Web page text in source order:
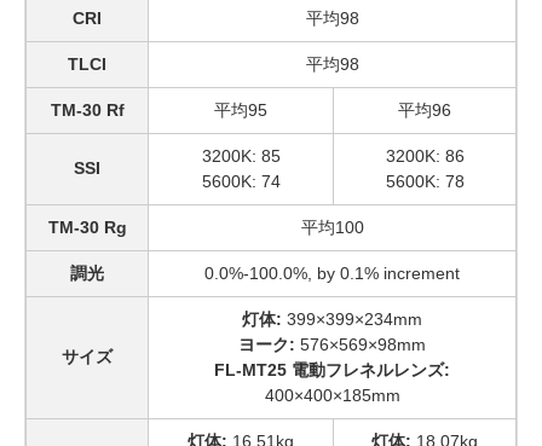
CRI 平均98
TLCI 平均98
TM-30 Rf 平均95 平均96
SSI
3200K: 85
5600K: 74
3200K: 86
5600K: 78
TM-30 Rg 平均100
調光 0.0%-100.0%, by 0.1% increment
サイズ
灯体: 399×399×234mm
ヨーク: 576×569×98mm
FL-MT25 電動フレネルレンズ:
400×400×185mm
灯体: 16.51kg
灯体: 18.07kg